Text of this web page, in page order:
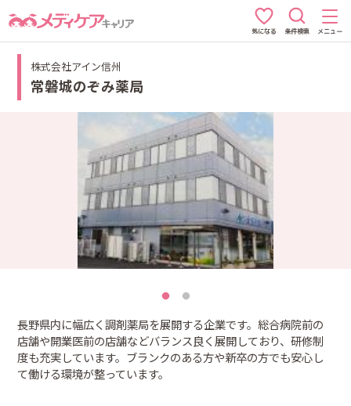
気になる 条件検索 メニュー
株式会社アイン信州
常磐城のぞみ薬局
長野県内に幅広く調剤薬局を展開する企業です。総合病院前の
店舗や開業医前の店舗などバランス良く展開しており、研修制
度も充実しています。ブランクのある方や新卒の方でも安心し
て働ける環境が整っています。